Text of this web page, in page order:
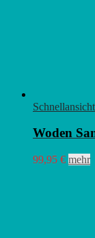
Schnellansicht
Woden
99,95 € mehr